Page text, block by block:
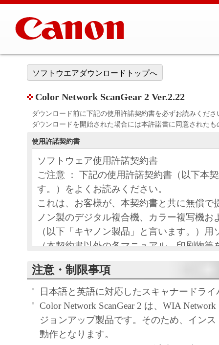
ソフトウエアダウンロードトップへ
Color Network ScanGear 2 Ver.2.22
ダウンロード前に下記の使用許諾契約書を必ずお読みくださ
ダウンロードを開始された場合には本許諾書に同意された
使用許諾契約書
ソフトウェア使用許諾契約書
ご注意 ： 下記の使用許諾契約書（以下本
す。）をよくお読みください。
これは、お客様が、本契約書と共に無償で
ノン製のデジタル複合機、カラー複写機お
（以下「キヤノン製品」と言います。）用
（本契約書以外の各マニュアル、印刷物等
以下「本ソフトウェア」と言います。）を
めの、お客様とキヤノン株式会社（以下キ
す。）との間の契約書です。
お客様は、『同意』を示す下記のボタンを
点、または「本ソフトウェア」のインスト
をもって、本契約書に同意したことになり
注意・制限事項
日本語と英語に対応したスキャナードラ
Color Network ScanGear 2 は、WIA Network
ジョンアップ製品です。そのため、イン
動作となります。